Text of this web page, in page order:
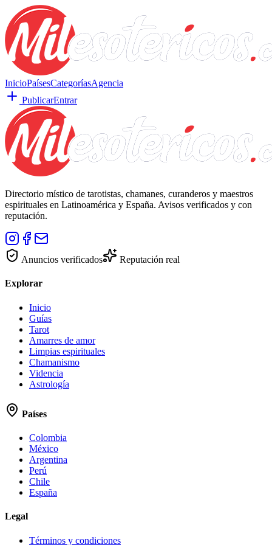
InicioPaísesCategoríasAgencia
PublicarEntrar
Directorio místico de tarotistas, chamanes, curanderos y maestros
espirituales en Latinoamérica y España. Avisos verificados y con
reputación.
Anuncios verificados Reputación real
Explorar
Inicio
Guías
Tarot
Amarres de amor
Limpias espirituales
Chamanismo
Videncia
Astrología
Países
Colombia
México
Argentina
Perú
Chile
España
Legal
Términos y condiciones